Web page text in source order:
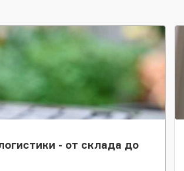
- от склада до